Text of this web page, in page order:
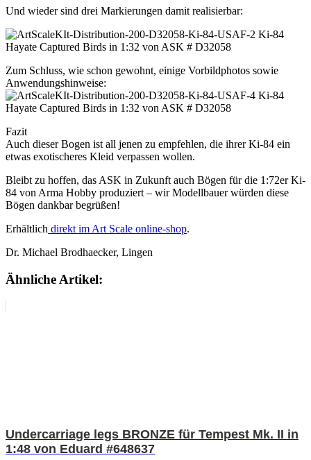
Und wieder sind drei Markierungen damit realisierbar:
Zum Schluss, wie schon gewohnt, einige Vorbildphotos sowie
Anwendungshinweise:
Fazit
Auch dieser Bogen ist all jenen zu empfehlen, die ihrer Ki-84 ein
etwas exotischeres Kleid verpassen wollen.
Bleibt zu hoffen, das ASK in Zukunft auch Bögen für die 1:72er Ki-
84 von Arma Hobby produziert – wir Modellbauer würden diese
Bögen dankbar begrüßen!
Erhältlich direkt im Art Scale online-shop.
Dr. Michael Brodhaecker, Lingen
Ähnliche Artikel:
Undercarriage legs BRONZE für Tempest Mk. II in
1:48 von Eduard #648637